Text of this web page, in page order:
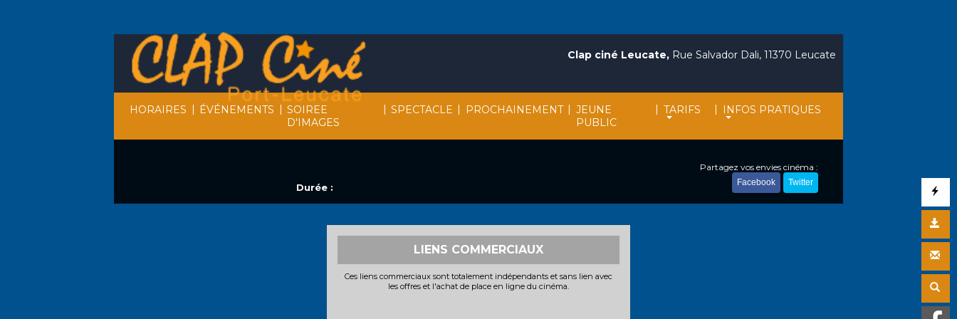
HORAIRES | ÉVÉNEMENTS | SOIREE
D'IMAGES
| SPECTACLE | PROCHAINEMENT | JEUNE
PUBLIC
| TARIFS | INFOS PRATIQUES
Clap ciné Leucate, Rue Salvador Dali, 11370 Leucate
Durée :
Partagez vos envies cinéma :
Facebook Twitter
LIENS COMMERCIAUX
Ces liens commerciaux sont totalement indépendants et sans lien avec
les offres et l'achat de place en ligne du cinéma.